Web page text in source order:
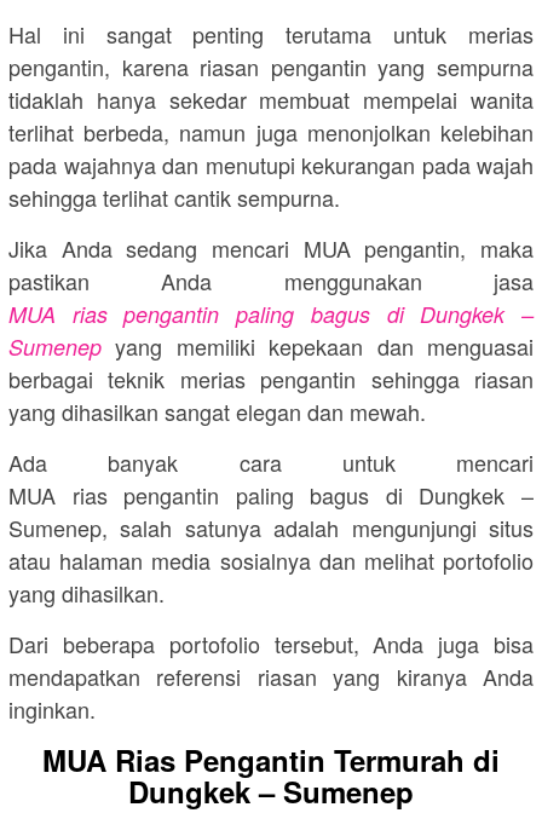
Hal ini sangat penting terutama untuk merias
pengantin, karena riasan pengantin yang sempurna
tidaklah hanya sekedar membuat mempelai wanita
terlihat berbeda, namun juga menonjolkan kelebihan
pada wajahnya dan menutupi kekurangan pada wajah
sehingga terlihat cantik sempurna.
Jika Anda sedang mencari MUA pengantin, maka
pastikan Anda menggunakan jasa
MUA rias pengantin paling bagus di Dungkek –
Sumenep yang memiliki kepekaan dan menguasai
berbagai teknik merias pengantin sehingga riasan
yang dihasilkan sangat elegan dan mewah.
Ada banyak cara untuk mencari
MUA rias pengantin paling bagus di Dungkek –
Sumenep, salah satunya adalah mengunjungi situs
atau halaman media sosialnya dan melihat portofolio
yang dihasilkan.
Dari beberapa portofolio tersebut, Anda juga bisa
mendapatkan referensi riasan yang kiranya Anda
inginkan.
MUA Rias Pengantin Termurah di
Dungkek – Sumenep